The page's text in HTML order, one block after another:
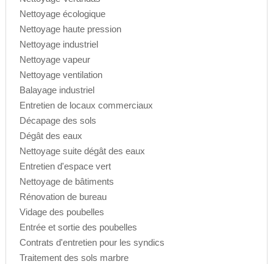
Nettoyage écologique
Nettoyage haute pression
Nettoyage industriel
Nettoyage vapeur
Nettoyage ventilation
Balayage industriel
Entretien de locaux commerciaux
Décapage des sols
Dégât des eaux
Nettoyage suite dégât des eaux
Entretien d'espace vert
Nettoyage de bâtiments
Rénovation de bureau
Vidage des poubelles
Entrée et sortie des poubelles
Contrats d'entretien pour les syndics
Traitement des sols marbre